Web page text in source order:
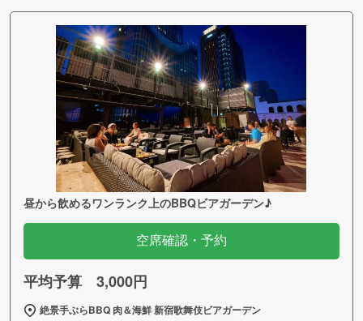
昼から飲めるワンランク上のBBQビアガーデン♪
空席確認・予約
平均予算 3,000円
絶景手ぶらBBQ 肉＆海鮮 新宿歌舞伎ビアガーデン